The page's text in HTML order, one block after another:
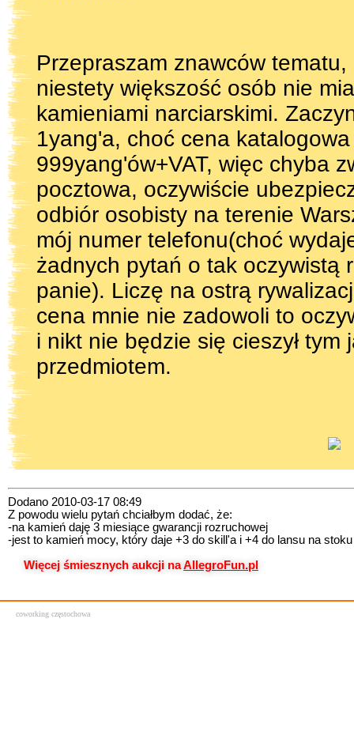
Przepraszam znawców
niestety większość osób nie
kamieniami narciarskimi.
1yang'a, choć cena
999yang'ów+VAT, więc chyba
pocztowa, oczywiście
odbiór osobisty na terenie
mój numer telefonu(choć
żadnych pytań o tak oczywistą
panie). Liczę na ostrą
cena mnie nie zadowoli to
i nikt nie będzie się cieszył tym
przedmiotem.
Dodano 2010-03-17 08:49
Z powodu wielu pytań chciałbym dodać, że:
-na kamień daję 3 miesiące gwarancji rozruchowej
-jest to kamień mocy, który daje +3 do skill'a i +4 do lansu na stoku
Więcej śmiesznych aukcji naAllegroFun.pl
coworking częstochowa